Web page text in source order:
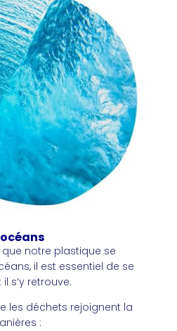
notre plastique se
il est essentiel de se
s’y retrouve.
les déchets rejoignent la
: